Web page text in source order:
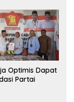
Optimis Dapat
Partai